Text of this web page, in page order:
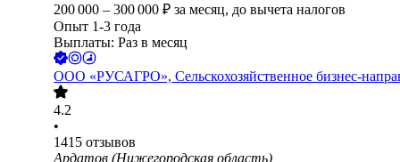
200 000 – 300 000 ₽ за месяц, до вычета налогов
Опыт 1-3 года
Выплаты: Раз в месяц
ООО «РУСАГРО», Сельскохозяйственное бизнес-
4.2
•
1415 отзывов
Ардатов (Нижегородская область)